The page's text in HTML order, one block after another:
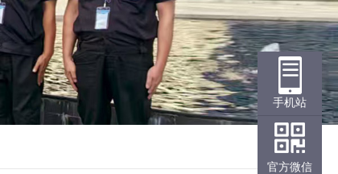
手机站
官方微信